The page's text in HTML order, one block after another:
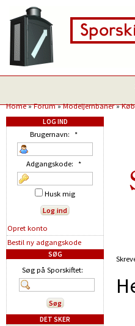
Home»Forum»Modeljernbaner»
LOG IND
Brugernavn: *
Adgangskode: *
Husk mig
Opret konto
Bestil ny adgangskode
SØG
Søg på Sporskiftet:
DET SKER